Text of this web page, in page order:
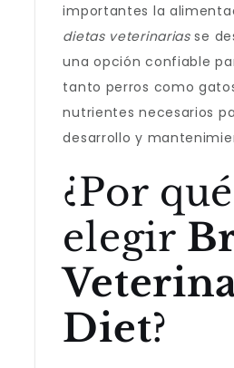
importantes la
dietas veterinariasse
una opción confiable
tanto perros como
nutrientes necesarios
desarrollo y
¿Por qué
elegir
Diet?